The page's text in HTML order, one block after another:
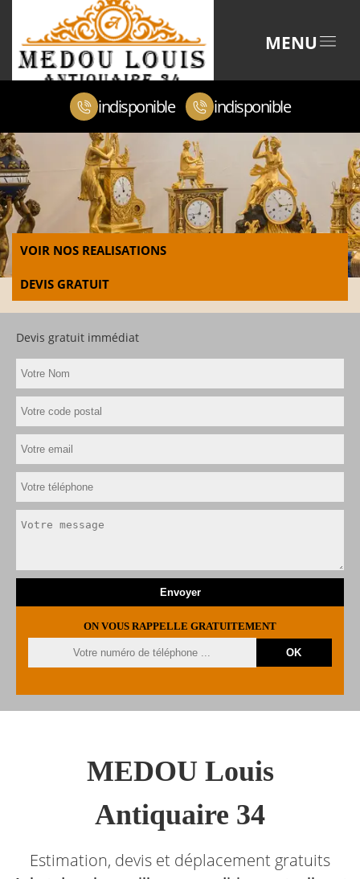
MENU
indisponible indisponible
VOIR NOS REALISATIONS
DEVIS GRATUIT
Devis gratuit immédiat
ON VOUS RAPPELLE GRATUITEMENT
MEDOU Louis
Antiquaire 34
Estimation, devis et déplacement gratuits